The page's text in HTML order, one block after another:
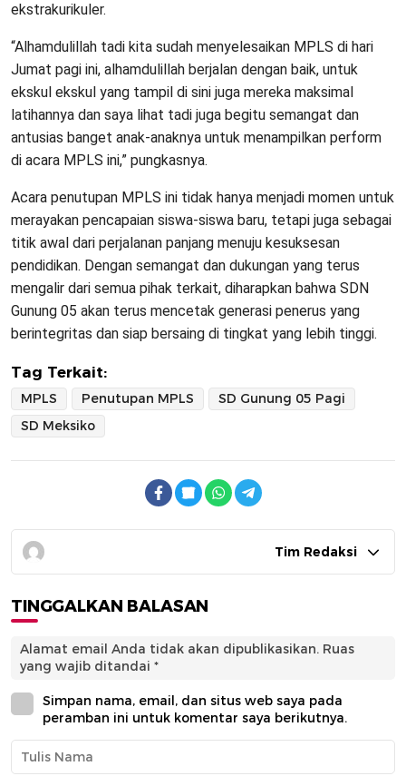
ekstrakurikuler.
“Alhamdulillah tadi kita sudah menyelesaikan MPLS di hari
Jumat pagi ini, alhamdulillah berjalan dengan baik, untuk
ekskul ekskul yang tampil di sini juga mereka maksimal
latihannya dan saya lihat tadi juga begitu semangat dan
antusias banget anak-anaknya untuk menampilkan perform
di acara MPLS ini,” pungkasnya.
Acara penutupan MPLS ini tidak hanya menjadi momen untuk
merayakan pencapaian siswa-siswa baru, tetapi juga sebagai
titik awal dari perjalanan panjang menuju kesuksesan
pendidikan. Dengan semangat dan dukungan yang terus
mengalir dari semua pihak terkait, diharapkan bahwa SDN
Gunung 05 akan terus mencetak generasi penerus yang
berintegritas dan siap bersaing di tingkat yang lebih tinggi.
Tag Terkait:
MPLS Penutupan MPLS
SD Gunung 05 Pagi
SD Meksiko
Tim Redaksi
TINGGALKAN BALASAN
Alamat email Anda tidak akan dipublikasikan. Ruas
yang wajib ditandai *
Simpan nama, email, dan situs web saya pada
peramban ini untuk komentar saya berikutnya.